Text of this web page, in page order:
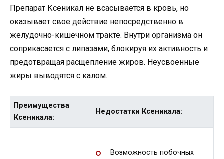
Препарат Ксеникал не всасывается в кровь, но
оказывает свое действие непосредственно в
желудочно-кишечном тракте. Внутри организма он
соприкасается с липазами, блокируя их активность и
предотвращая расщепление жиров. Неусвоенные
жиры выводятся с калом.
Преимущества
Ксеникала:
Недостатки Ксеникала:
Возможность побочных